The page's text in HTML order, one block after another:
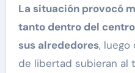
La situación provocó
tanto dentro del
sus alrededores, luego
de libertad subieran al